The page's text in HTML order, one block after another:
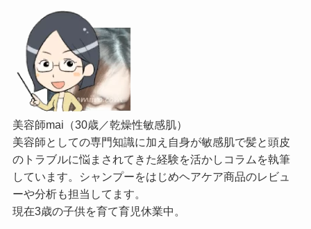
美容師mai（30歳／乾燥性敏感肌）
美容師としての専門知識に加え自身が敏感肌で髪と頭皮
のトラブルに悩まされてきた経験を活かしコラムを執筆
しています。シャンプーをはじめヘアケア商品のレビュ
ーや分析も担当してます。
現在3歳の子供を育て育児休業中。